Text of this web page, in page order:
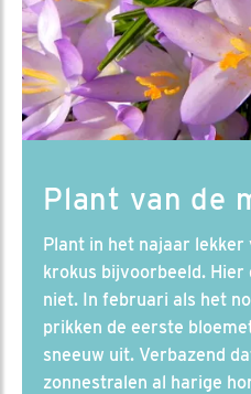
Plant van de
Plant in het najaar lekker
krokus bijvoorbeeld.
niet. In februari als het
prikken de eerste
sneeuw uit. Verbazend
zonnestralen al harige